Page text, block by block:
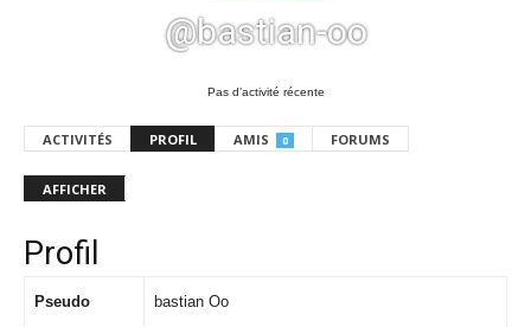
@bastian-oo
Pas d’activité récente
ACTIVITÉS PROFIL AMIS 0 FORUMS
AFFICHER
Profil
Pseudo bastian Oo